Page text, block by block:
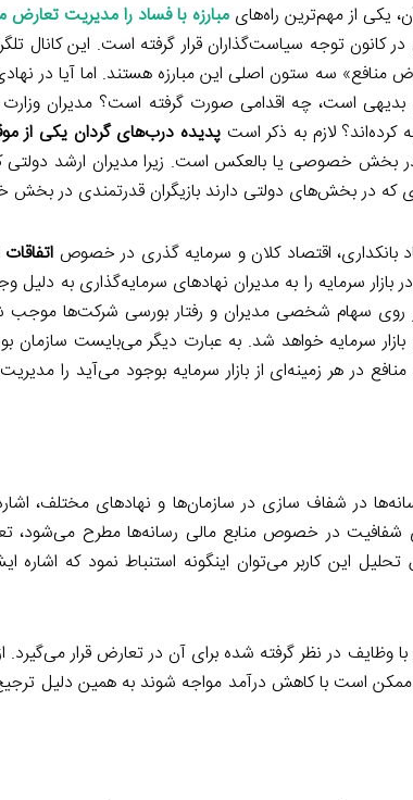
یکی از مهم‌ترین راه‌هایمبارزه با فساد را مدیریت تعارض
توجه سیاست‌گذاران قرار گرفته است. این کانال
منافع» سه ستون اصلی این مبارزه هستند. اما آیا در
است، چه اقدامی صورت گرفته است؟ مدیران وزارت
لازم به ذکر است پدیده درب‌های گردان یکی از
بخش خصوصی یا بالعكس است. زیرا مدیران ارشد
که در بخش‌های دولتی دارند بازیگران قدرتمندی در
بانکداری، اقتصاد کلان و سرمایه گذری در خصوص
بازار سرمایه را به مدیران نهادهای سرمایه‌‌گذاری به
روی سهام شخصی مدیران و رفتار بورسی شرکت‌ها
سرمایه خواهد شد. به عبارت دیگر می‌بایست سازمان
در هر زمینه‌ای از بازار سرمایه بوجود می‌آید را
در شفاف سازی در سازمان‌ها و نهادهای مختلف،
در خصوص منابع مالی رسانه‌ها مطرح می‌شود،
این کاربر می‌توان اینگونه استنباط نمود که اشاره
در نظر گرفته شده برای آن در تعارض قرار می‌گیرد.
است با کاهش درآمد مواجه شوند به همین دلیل